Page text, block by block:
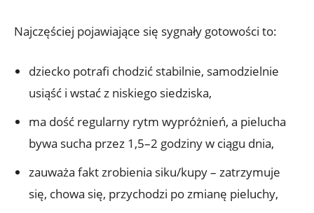
Najczęściej pojawiające się sygnały gotowości to:
dziecko potrafi chodzić stabilnie, samodzielnie
usiąść i wstać z niskiego siedziska,
ma dość regularny rytm wypróżnień, a pielucha
bywa sucha przez 1,5–2 godziny w ciągu dnia,
zauważa fakt zrobienia siku/kupy – zatrzymuje
się, chowa się, przychodzi po zmianę pieluchy,